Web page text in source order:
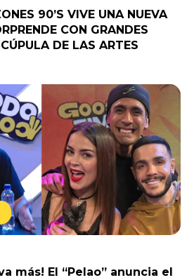
90’S VIVE UNA NUEVA
CON GRANDES
DE LAS ARTES
más! El “Pelao” anuncia el